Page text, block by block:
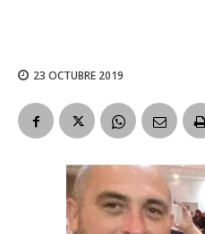
23 OCTUBRE 2019